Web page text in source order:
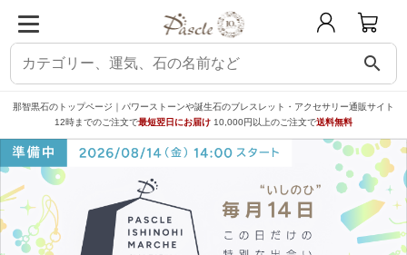
search
那智黒石のトップページ｜パワーストーンや誕生石のブレスレット・アクセサリー通販サイト
12時までのご注文で最短翌日にお届け 10,000円以上のご注文で送料無料